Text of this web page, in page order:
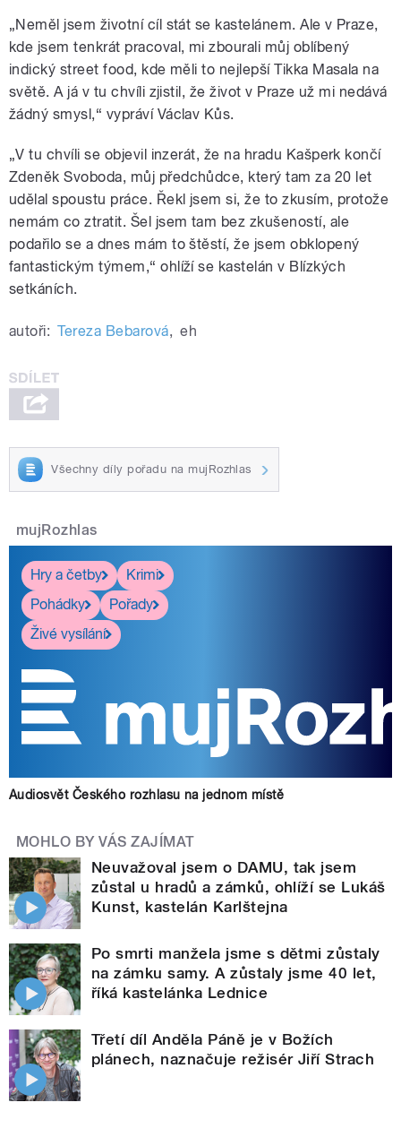
„Neměl jsem životní cíl stát se kastelánem. Ale v Praze,
kde jsem tenkrát pracoval, mi zbourali můj oblíbený
indický street food, kde měli to nejlepší Tikka Masala na
světě. A já v tu chvíli zjistil, že život v Praze už mi nedává
žádný smysl,“ vypráví Václav Kůs.
„V tu chvíli se objevil inzerát, že na hradu Kašperk končí
Zdeněk Svoboda, můj předchůdce, který tam za 20 let
udělal spoustu práce. Řekl jsem si, že to zkusím, protože
nemám co ztratit. Šel jsem tam bez zkušeností, ale
podařilo se a dnes mám to štěstí, že jsem obklopený
fantastickým týmem,“ ohlíží se kastelán v Blízkých
setkáních.
autoři: Tereza Bebarová, eh
Všechny díly pořadu na mujRozhlas
mujRozhlas
Hry a četby
Krimi
Pohádky
Pořady
Živé vysílání
Audiosvět Českého rozhlasu na jednom místě
MOHLO BY VÁS ZAJÍMAT
Neuvažoval jsem o DAMU, tak jsem
zůstal u hradů a zámků, ohlíží se Lukáš
Kunst, kastelán Karlštejna
Po smrti manžela jsme s dětmi zůstaly
na zámku samy. A zůstaly jsme 40 let,
říká kastelánka Lednice
Třetí díl Anděla Páně je v Božích
plánech, naznačuje režisér Jiří Strach